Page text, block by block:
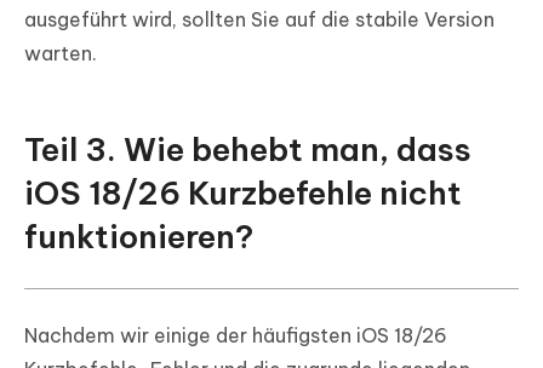
ausgeführt wird, sollten Sie auf die stabile Version
warten.
Teil 3. Wie behebt man, dass
iOS 18/26 Kurzbefehle nicht
funktionieren?
Nachdem wir einige der häufigsten iOS 18/26